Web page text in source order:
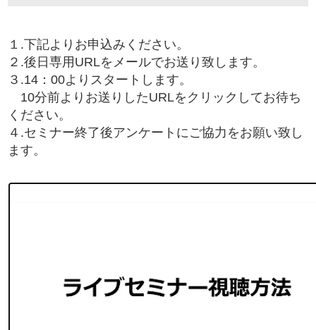
１.下記よりお申込みください。
２.後日専用URLをメールでお送り致します。
３.14：00よりスタートします。
10分前よりお送りしたURLをクリックしてお待ち
ください。
４.セミナー終了後アンケートにご協力をお願い致し
ます。